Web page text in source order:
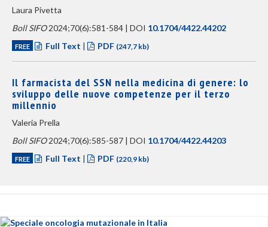
Laura Pivetta
Boll SIFO2024;70(6):581-584 | DOI 10.1704/4422.44202
FREE Full Text | PDF (247,7 kb)
Il farmacista del SSN nella medicina di genere: lo
sviluppo delle nuove competenze per il terzo
millennio
Valeria Prella
Boll SIFO2024;70(6):585-587 | DOI 10.1704/4422.44203
FREE Full Text | PDF (220,9 kb)